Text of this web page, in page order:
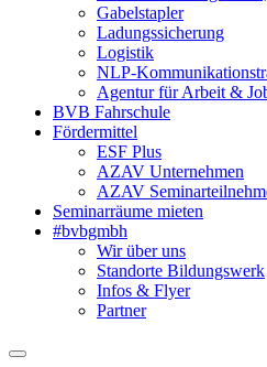
Gabelstapler
Ladungssicherung
Logistik
NLP-
Agentur für Arbeit &
BVB Fahrschule
Fördermittel
ESF Plus
AZAV Unternehmen
AZAV
Seminarräume mieten
#bvbgmbh
Wir über uns
Standorte Bildungswerk
Infos & Flyer
Partner